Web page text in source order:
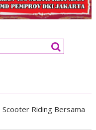
Riding Bersama